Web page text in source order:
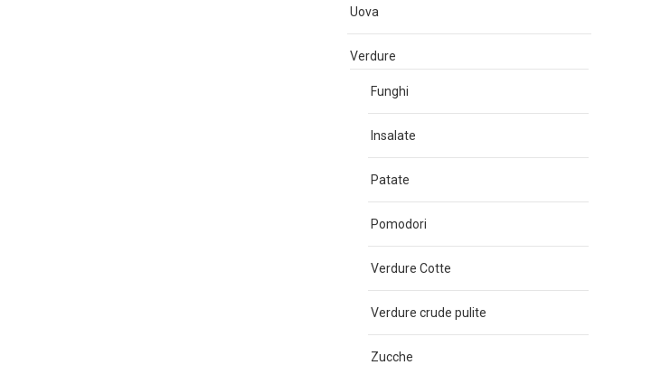
Uova
Verdure
Funghi
Insalate
Patate
Pomodori
Verdure Cotte
Verdure crude pulite
Zucche